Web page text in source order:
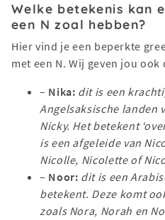
Welke betekenis kan
een N zoal hebben?
Hier vind je een beperkte
met een N. Wij geven jou ook
– Nika: dit is een
Angelsaksische landen
Nicky. Het betekent
is een afgeleide van
Nicolle, Nicolette of
– Noor: dit is een
betekent. Deze komt
zoals Nora, Norah en